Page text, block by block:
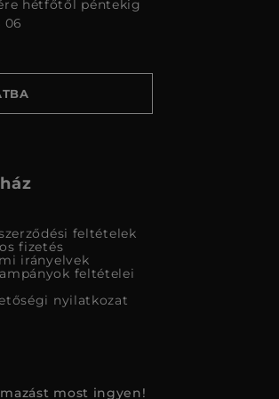
hétfőtől péntekig
06
feltételek
fizetés
irányelvek
feltételei
nyilatkozat
most ingyen!